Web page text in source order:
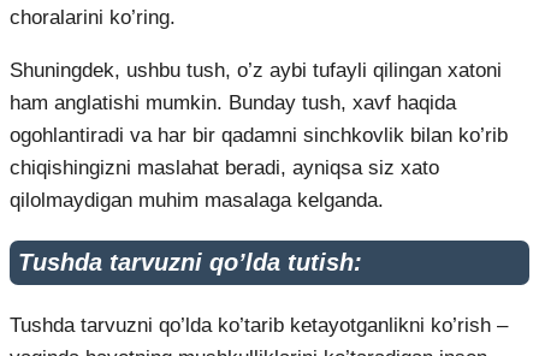
choralarini ko’ring.
Shuningdek, ushbu tush, o’z aybi tufayli qilingan xatoni
ham anglatishi mumkin. Bunday tush, xavf haqida
ogohlantiradi va har bir qadamni sinchkovlik bilan ko’rib
chiqishingizni maslahat beradi, ayniqsa siz xato
qilolmaydigan muhim masalaga kelganda.
Tushda tarvuzni qo’lda tutish:
Tushda tarvuzni qo’lda ko’tarib ketayotganlikni ko’rish –